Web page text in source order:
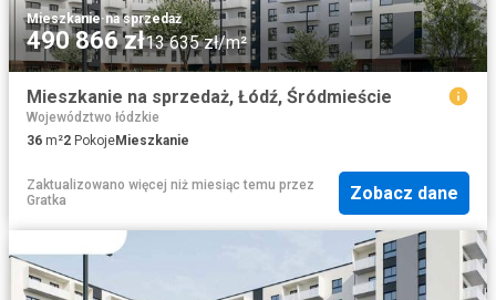
Mieszkanie·na sprzedaż
490 866 zł13 635 zł/m²
Mieszkanie na sprzedaż, Łódź, Śródmieście
Województwo łódzkie
36 m²2 PokojeMieszkanie
Zaktualizowano więcej niż miesiąc temu przez
Gratka
Zobacz dane